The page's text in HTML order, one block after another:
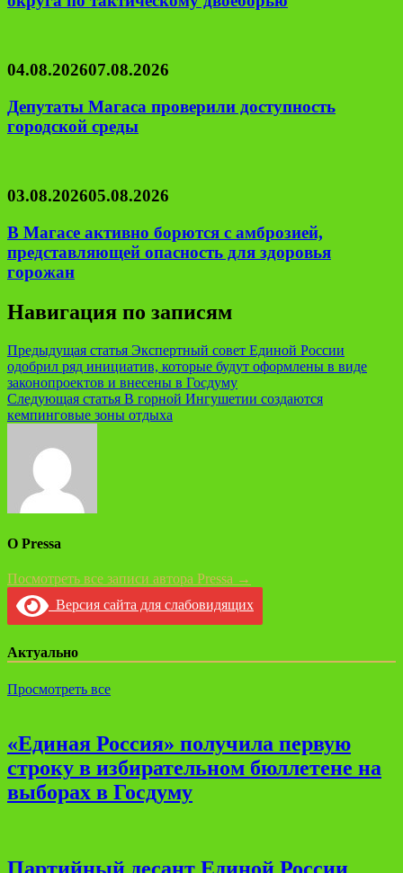
04.08.202607.08.2026
Депутаты Магаса проверили доступность
городской среды
03.08.202605.08.2026
В Магасе активно борются с амброзией,
представляющей опасность для здоровья
горожан
Навигация по записям
Предыдущая статья Экспертный совет Единой России
одобрил ряд инициатив, которые будут оформлены в виде
законопроектов и внесены в Госдуму
Следующая статья В горной Ингушетии создаются
кемпинговые зоны отдыха
О Pressa
Посмотреть все записи автора Pressa →
Версия сайта для слабовидящих
Актуально
Просмотреть все
«Единая Россия» получила первую
строку в избирательном бюллетене на
выборах в Госдуму
Партийный десант Единой России